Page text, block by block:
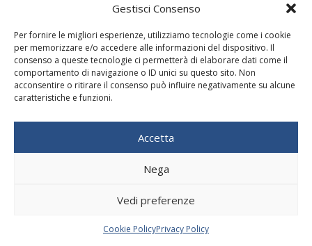
Gestisci Consenso
Per fornire le migliori esperienze, utilizziamo tecnologie come i cookie
per memorizzare e/o accedere alle informazioni del dispositivo. Il
consenso a queste tecnologie ci permetterà di elaborare dati come il
comportamento di navigazione o ID unici su questo sito. Non
acconsentire o ritirare il consenso può influire negativamente su alcune
caratteristiche e funzioni.
Accetta
Nega
Vedi preferenze
Cookie PolicyPrivacy Policy